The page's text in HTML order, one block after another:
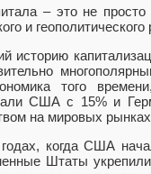
– это не
и геополитического
историю
того
США с 15% и
на мировых рынках
когда США
Штаты